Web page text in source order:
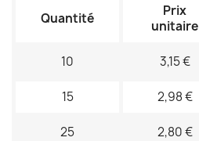
Quantité
Prix
unitaire
10 3,15 €
15 2,98 €
25 2,80 €